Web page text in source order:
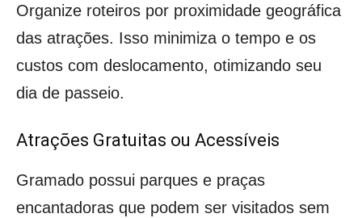
Organize roteiros por proximidade geográfica
das atrações. Isso minimiza o tempo e os
custos com deslocamento, otimizando seu
dia de passeio.
Atrações Gratuitas ou Acessíveis
Gramado possui parques e praças
encantadoras que podem ser visitados sem